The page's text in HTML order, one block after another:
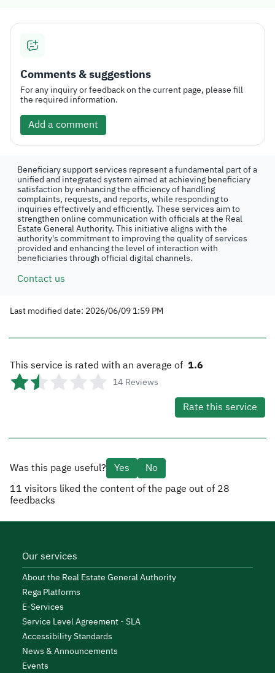
Comments & suggestions
For any inquiry or feedback on the current page, please fill
the required information.
Add a comment
Beneficiary support services represent a fundamental part of a
unified and integrated system aimed at achieving beneficiary
satisfaction by enhancing the efficiency of handling
complaints, requests, and reports, while responding to
inquiries effectively and efficiently. These services aim to
strengthen online communication with officials at the Real
Estate General Authority. This initiative aligns with the
authority's commitment to improving the quality of services
provided and enhancing the level of interaction with
beneficiaries through official digital channels.
Contact us
Last modified date: 2026/06/09 1:59 PM
This service is rated with an average of 1.6
14 Reviews
Rate this service
Was this page useful? Yes
No
11 visitors liked the content of the page out of 28
feedbacks
Our services
About the Real Estate General Authority
Rega Platforms
E-Services
Service Level Agreement - SLA
Accessibility Standards
News & Announcements
Events